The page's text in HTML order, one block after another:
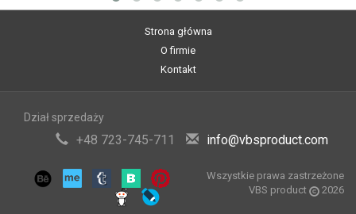
Strona główna
O firmie
Kontakt
Dział sprzedaży
+48 723-745-711 info@vbsproduct.com
Wszystkie prawa zastrzeżone
VBS product
2026